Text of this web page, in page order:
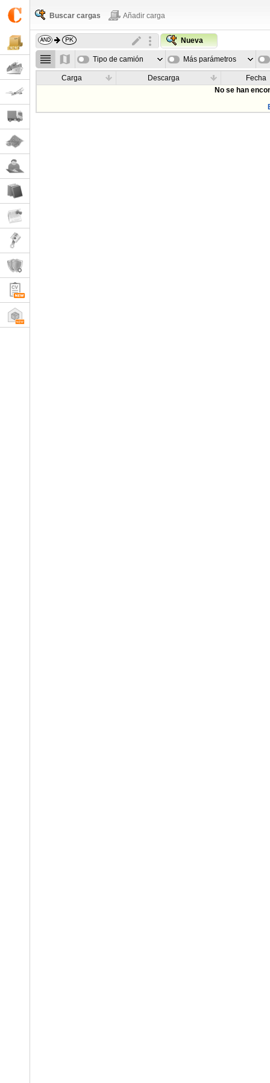
Buscar cargas Añadir carga
Nueva
Tipo de camión Más parámetros
Carga Descarga
Fecha
No se han